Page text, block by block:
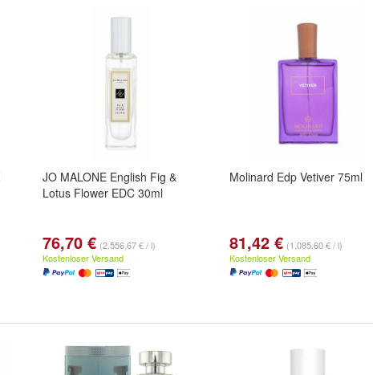
JO MALONE English Fig &
Lotus Flower EDC 30ml
76,70 € (2.556,67 € / l)
Kostenloser Versand
Molinard Edp Vetiver 75ml
81,42 € (1.085,60 € / l)
Kostenloser Versand